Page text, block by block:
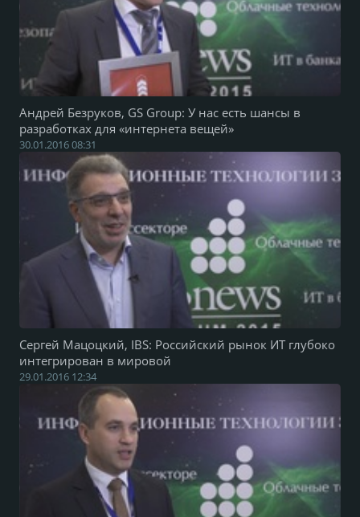
Андрей Безруков, GS Group: У нас есть шансы в
разработках для «интернета вещей»
30.01.2016 08:31
Сергей Мацоцкий, IBS: Российский рынок ИТ глубоко
интегрирован в мировой
29.01.2016 12:34